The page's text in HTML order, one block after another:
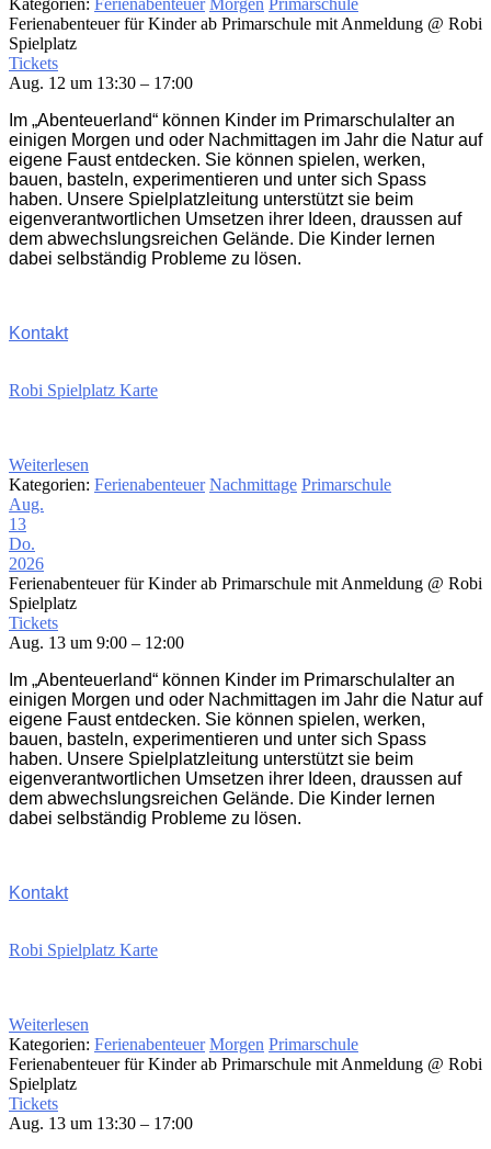
Ferienabenteuer für Kinder ab Primarschule mit Anmeldung @ Robi
Spielplatz
Tickets
Aug. 12 um 13:30 – 17:00
Im „Abenteuerland“ können Kinder im Primarschulalter an
einigen Morgen und oder Nachmittagen im Jahr die Natur auf
eigene Faust entdecken. Sie können spielen, werken,
bauen, basteln, experimentieren und unter sich Spass
haben. Unsere Spielplatzleitung unterstützt sie beim
eigenverantwortlichen Umsetzen ihrer Ideen, draussen auf
dem abwechslungsreichen Gelände. Die Kinder lernen
dabei selbständig Probleme zu lösen.
Kontakt
Robi Spielplatz Karte
Weiterlesen
Kategorien: Ferienabenteuer Nachmittage Primarschule
Aug.
13
Do.
2026
Ferienabenteuer für Kinder ab Primarschule mit Anmeldung @ Robi
Spielplatz
Tickets
Aug. 13 um 9:00 – 12:00
Im „Abenteuerland“ können Kinder im Primarschulalter an
einigen Morgen und oder Nachmittagen im Jahr die Natur auf
eigene Faust entdecken. Sie können spielen, werken,
bauen, basteln, experimentieren und unter sich Spass
haben. Unsere Spielplatzleitung unterstützt sie beim
eigenverantwortlichen Umsetzen ihrer Ideen, draussen auf
dem abwechslungsreichen Gelände. Die Kinder lernen
dabei selbständig Probleme zu lösen.
Kontakt
Robi Spielplatz Karte
Weiterlesen
Kategorien: Ferienabenteuer Morgen Primarschule
Ferienabenteuer für Kinder ab Primarschule mit Anmeldung @ Robi
Spielplatz
Tickets
Aug. 13 um 13:30 – 17:00